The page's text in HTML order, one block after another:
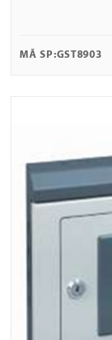
MÃ SP:GST8903